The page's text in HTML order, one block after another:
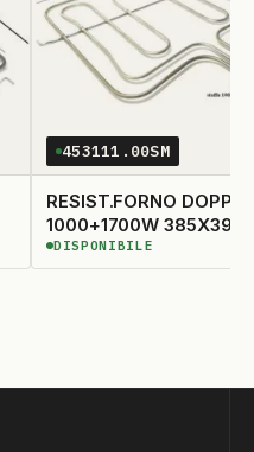
453111.00SM
RESIST.FORNO DOPPIA
1000+1700W 385X390
DISPONIBILE
DISPONIBILE